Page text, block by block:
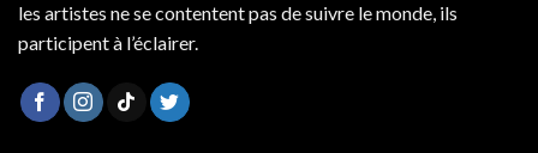
les artistes ne se contentent pas de suivre le monde, ils
participent à l’éclairer.